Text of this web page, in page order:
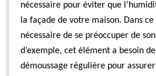
nécessaire pour éviter que
la façade de votre maison. Dans
nécessaire de se préoccuper de
d’exemple, cet élément a besoin
démoussage régulière pour